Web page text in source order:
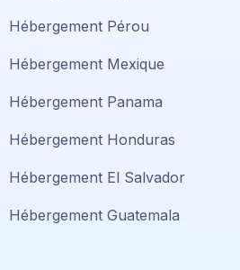
Hébergement Pérou
Hébergement Mexique
Hébergement Panama
Hébergement Honduras
Hébergement El Salvador
Hébergement Guatemala